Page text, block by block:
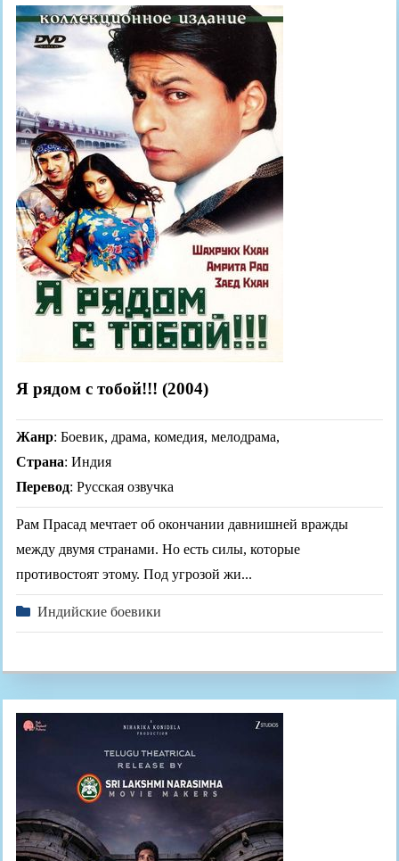
Я рядом с тобой!!! (2004)
Жанр: Боевик, драма, комедия, мелодрама,
Страна: Индия
Перевод: Русская озвучка
Рам Прасад мечтает об окончании давнишней вражды
между двумя странами. Но есть силы, которые
противостоят этому. Под угрозой жи...
Индийские боевики